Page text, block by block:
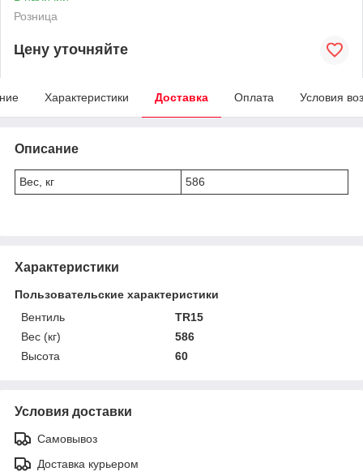
Розница
Цену уточняйте
Характеристики Доставка Оплата Условия
Описание
Вес, кг 586
Характеристики
Пользовательские характеристики
Вентиль
TR15
Вес (кг)
586
Высота
60
Условия доставки
Самовывоз
Доставка курьером